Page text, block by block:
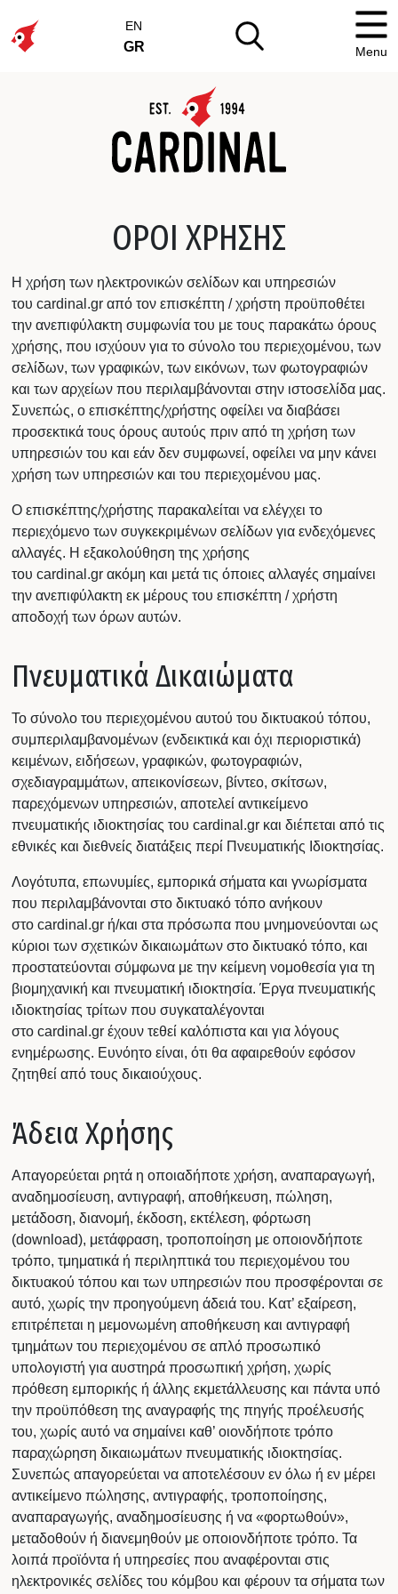
EN
GR Menu
ΌΡΟΙ ΧΡΉΣΗΣ
Η χρήση των ηλεκτρονικών σελίδων και υπηρεσιών
του cardinal.gr από τον επισκέπτη / χρήστη προϋποθέτει
την ανεπιφύλακτη συμφωνία του με τους παρακάτω όρους
χρήσης, που ισχύουν για το σύνολο του περιεχομένου, των
σελίδων, των γραφικών, των εικόνων, των φωτογραφιών
και των αρχείων που περιλαμβάνονται στην ιστοσελίδα μας.
Συνεπώς, ο επισκέπτης/χρήστης οφείλει να διαβάσει
προσεκτικά τους όρους αυτούς πριν από τη χρήση των
υπηρεσιών του και εάν δεν συμφωνεί, οφείλει να μην κάνει
χρήση των υπηρεσιών και του περιεχομένου μας.
Ο επισκέπτης/χρήστης παρακαλείται να ελέγχει το
περιεχόμενο των συγκεκριμένων σελίδων για ενδεχόμενες
αλλαγές. Η εξακολούθηση της χρήσης
του cardinal.gr ακόμη και μετά τις όποιες αλλαγές σημαίνει
την ανεπιφύλακτη εκ μέρους του επισκέπτη / χρήστη
αποδοχή των όρων αυτών.
Πνευματικά Δικαιώματα
Το σύνολο του περιεχομένου αυτού του δικτυακού τόπου,
συμπεριλαμβανομένων (ενδεικτικά και όχι περιοριστικά)
κειμένων, ειδήσεων, γραφικών, φωτογραφιών,
σχεδιαγραμμάτων, απεικονίσεων, βίντεο, σκίτσων,
παρεχόμενων υπηρεσιών, αποτελεί αντικείμενο
πνευματικής ιδιοκτησίας του cardinal.gr και διέπεται από τις
εθνικές και διεθνείς διατάξεις περί Πνευματικής Ιδιοκτησίας.
Λογότυπα, επωνυμίες, εμπορικά σήματα και γνωρίσματα
που περιλαμβάνονται στο δικτυακό τόπο ανήκουν
στο cardinal.gr ή/και στα πρόσωπα που μνημονεύονται ως
κύριοι των σχετικών δικαιωμάτων στο δικτυακό τόπο, και
προστατεύονται σύμφωνα με την κείμενη νομοθεσία για τη
βιομηχανική και πνευματική ιδιοκτησία. Έργα πνευματικής
ιδιοκτησίας τρίτων που συγκαταλέγονται
στο cardinal.gr έχουν τεθεί καλόπιστα και για λόγους
ενημέρωσης. Ευνόητο είναι, ότι θα αφαιρεθούν εφόσον
ζητηθεί από τους δικαιούχους.
Άδεια Χρήσης
Απαγορεύεται ρητά η οποιαδήποτε χρήση, αναπαραγωγή,
αναδημοσίευση, αντιγραφή, αποθήκευση, πώληση,
μετάδοση, διανομή, έκδοση, εκτέλεση, φόρτωση
(download), μετάφραση, τροποποίηση με οποιονδήποτε
τρόπο, τμηματικά ή περιληπτικά του περιεχομένου του
δικτυακού τόπου και των υπηρεσιών που προσφέρονται σε
αυτό, χωρίς την προηγούμενη άδειά του. Κατ’ εξαίρεση,
επιτρέπεται η μεμονωμένη αποθήκευση και αντιγραφή
τμημάτων του περιεχομένου σε απλό προσωπικό
υπολογιστή για αυστηρά προσωπική χρήση, χωρίς
πρόθεση εμπορικής ή άλλης εκμετάλλευσης και πάντα υπό
την προϋπόθεση της αναγραφής της πηγής προέλευσής
του, χωρίς αυτό να σημαίνει καθ’ οιονδήποτε τρόπο
παραχώρηση δικαιωμάτων πνευματικής ιδιοκτησίας.
Συνεπώς απαγορεύεται να αποτελέσουν εν όλω ή εν μέρει
αντικείμενο πώλησης, αντιγραφής, τροποποίησης,
αναπαραγωγής, αναδημοσίευσης ή να «φορτωθούν»,
μεταδοθούν ή διανεμηθούν με οποιονδήποτε τρόπο. Τα
λοιπά προϊόντα ή υπηρεσίες που αναφέρονται στις
ηλεκτρονικές σελίδες του κόμβου και φέρουν τα σήματα των